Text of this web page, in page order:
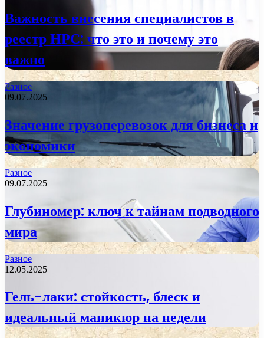
Важность внесения специалистов в
реестр НРС: что это и почему это
важно
Разное
09.07.2025
Значение грузоперевозок для бизнеса и
экономики
Разное
09.07.2025
Глубиномер: ключ к тайнам подводного
мира
Разное
12.05.2025
Гель-лаки: стойкость, блеск и
идеальный маникюр на недели